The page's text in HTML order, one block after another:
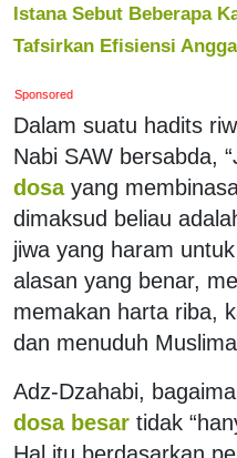
Istana Sebut Beberapa
Tafsirkan Efisiensi
Sponsored
Dalam suatu hadits
Nabi SAW bersabda,
dosa yang
dimaksud beliau
jiwa yang haram
alasan yang benar,
memakan harta riba,
dan menuduh
Adz-Dzahabi,
dosa besar tidak